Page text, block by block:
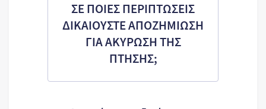
ΣΕ ΠΟΙΕΣ ΠΕΡΙΠΤΩΣΕΙΣ
ΔΙΚΑΙΟΥΣΤΕ ΑΠΟΖΗΜΙΩΣΗ
ΓΙΑ ΑΚΥΡΩΣΗ ΤΗΣ
ΠΤΗΣΗΣ;